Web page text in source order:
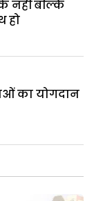
नहीं बल्कि
हो
का योगदान